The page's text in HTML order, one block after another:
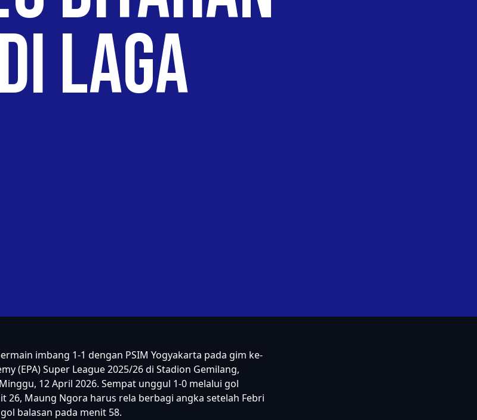
Laga
imbang 1-1 dengan PSIM Yogyakarta pada gim ke-
(EPA) Super League 2025/26 di Stadion Gemilang,
12 April 2026. Sempat unggul 1-0 melalui gol
26, Maung Ngora harus rela berbagi angka setelah Febri
balasan pada menit 58.